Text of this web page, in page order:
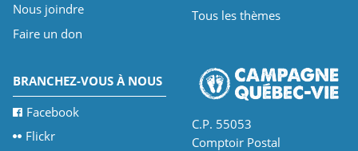
Nous joindre
Faire un don
Tous les thèmes
BRANCHEZ-VOUS À NOUS
Facebook
Flickr
C.P. 55053
Comptoir Postal